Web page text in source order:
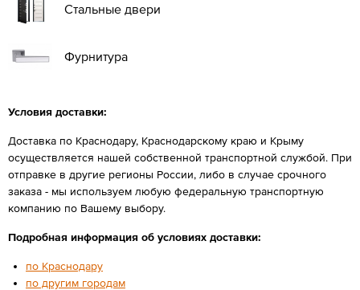
Стальные двери
Фурнитура
Условия доставки:
Доставка по Краснодару, Краснодарскому краю и Крыму
осуществляется нашей собственной транспортной службой. При
отправке в другие регионы России, либо в случае срочного
заказа - мы используем любую федеральную транспортную
компанию по Вашему выбору.
Подробная информация об условиях доставки:
по Краснодару
по другим городам